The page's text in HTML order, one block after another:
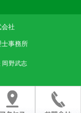
社
士事務所
岡野武志